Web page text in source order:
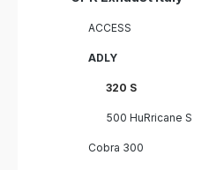
ACCESS
ADLY
320 S
500 HuRricane S
Cobra 300